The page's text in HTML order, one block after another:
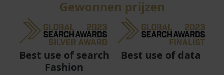
Gewonnen prijzen
Best use of search
Fashion
Best use of data